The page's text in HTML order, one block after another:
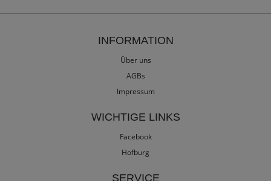
INFORMATION
Über uns
AGBs
Impressum
WICHTIGE LINKS
Facebook
Hofburg
SERVICE